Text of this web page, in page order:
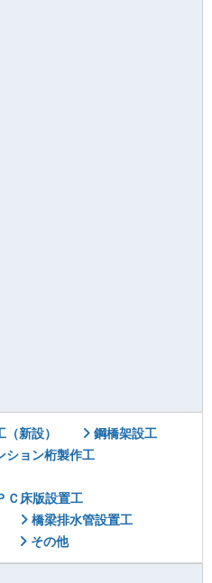
新設）
鋼橋架設工
ション桁製作工
Ｃ床版設置工
橋梁排水管設置工
その他